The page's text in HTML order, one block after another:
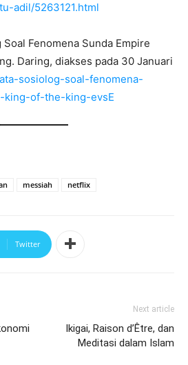
adil/5263121.html
Fenomena Sunda Empire
Daring, diakses pada 30 Januari
sosiolog-soal-fenomena-
king-of-the-king-evsE
messiah netflix
Twitter
Next article
Ikigai, Raison d’Être, dan
Meditasi dalam Islam